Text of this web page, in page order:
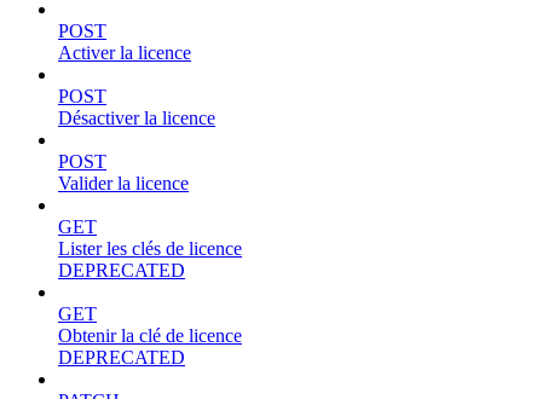
POST
Activer la licence
POST
Désactiver la licence
POST
Valider la licence
GET
Lister les clés de licence
DEPRECATED
GET
Obtenir la clé de licence
DEPRECATED